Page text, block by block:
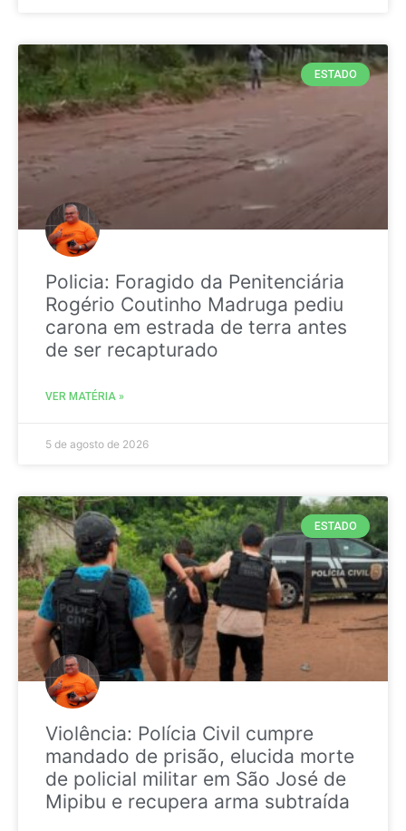
ESTADO
Policia: Foragido da Penitenciária
Rogério Coutinho Madruga pediu
carona em estrada de terra antes
de ser recapturado
VER MATÉRIA »
5 de agosto de 2026
ESTADO
Violência: Polícia Civil cumpre
mandado de prisão, elucida morte
de policial militar em São José de
Mipibu e recupera arma subtraída